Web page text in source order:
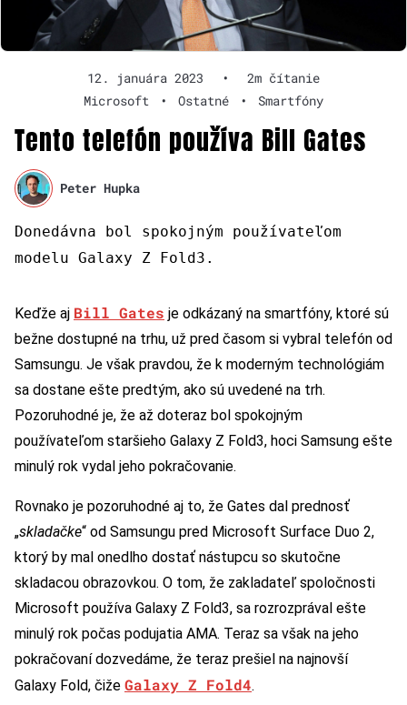
12. januára 2023 •
2m čítanie
Microsoft
• Ostatné • Smartfóny
Tento telefón používa Bill Gates
Peter Hupka
Donedávna bol spokojným používateľom
modelu Galaxy Z Fold3.
Keďže aj Bill Gates je odkázaný na smartfóny, ktoré sú
bežne dostupné na trhu, už pred časom si vybral telefón od
Samsungu. Je však pravdou, že k moderným technológiám
sa dostane ešte predtým, ako sú uvedené na trh.
Pozoruhodné je, že až doteraz bol spokojným
používateľom staršieho Galaxy Z Fold3, hoci Samsung ešte
minulý rok vydal jeho pokračovanie.
Rovnako je pozoruhodné aj to, že Gates dal prednosť
„skladačke“ od Samsungu pred Microsoft Surface Duo 2,
ktorý by mal onedlho dostať nástupcu so skutočne
skladacou obrazovkou. O tom, že zakladateľ spoločnosti
Microsoft používa Galaxy Z Fold3, sa rozrozprával ešte
minulý rok počas podujatia AMA. Teraz sa však na jeho
pokračovaní dozvedáme, že teraz prešiel na najnovší
Galaxy Fold, čiže Galaxy Z Fold4.